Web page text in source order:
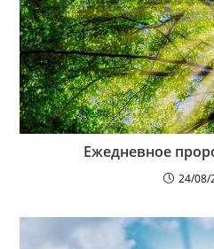
Ежедневное
24/08/